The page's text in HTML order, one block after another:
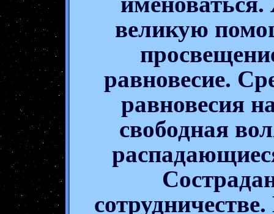
великую
равновесие.
равновесия
свободная